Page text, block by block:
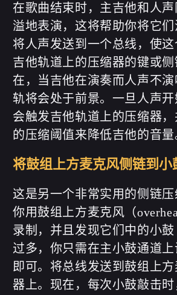
在歌曲结束时，主吉他和人
溢地表演，这将帮助你将它们
将人声发送到一个总线，使
吉他轨道上的压缩器的键或
在，当吉他在演奏而人声不
轨将会处于前景。一旦人声
会触发吉他轨道上的压缩器
的压缩阈值来降低吉他的音量
将鼓组上方麦克风侧链到小
这是另一个非常实用的侧链
你用鼓组上方麦克风（
录制，并且发现它们中的小鼓
过多，你只需在主小鼓通道
即可。将总线发送到鼓组上
器上。现在，每次小鼓敲击